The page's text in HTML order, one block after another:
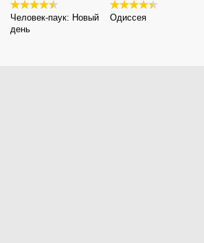
Человек-паук: Новый
день
Одиссея